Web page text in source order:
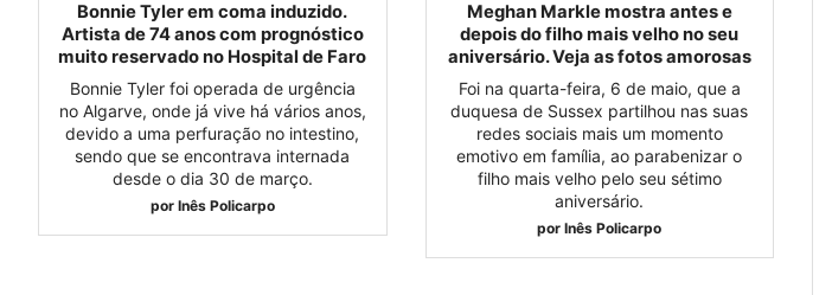
Bonnie Tyler em coma induzido.
Artista de 74 anos com prognóstico
muito reservado no Hospital de Faro
Bonnie Tyler foi operada de urgência
no Algarve, onde já vive há vários anos,
devido a uma perfuração no intestino,
sendo que se encontrava internada
desde o dia 30 de março.
por Inês Policarpo
Meghan Markle mostra antes e
depois do filho mais velho no seu
aniversário. Veja as fotos amorosas
Foi na quarta-feira, 6 de maio, que a
duquesa de Sussex partilhou nas suas
redes sociais mais um momento
emotivo em família, ao parabenizar o
filho mais velho pelo seu sétimo
aniversário.
por Inês Policarpo